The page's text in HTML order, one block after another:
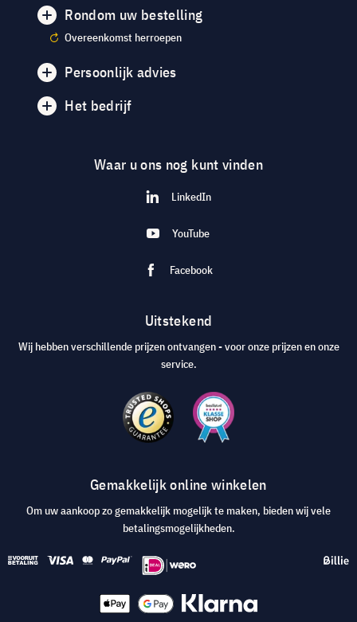
Rondom uw bestelling
Overeenkomst herroepen
Persoonlijk advies
Het bedrijf
Waar u ons nog kunt vinden
LinkedIn
YouTube
Facebook
Uitstekend
Wij hebben verschillende prijzen ontvangen - voor onze prijzen en onze
service.
Gemakkelijk online winkelen
Om uw aankoop zo gemakkelijk mogelijk te maken, bieden wij vele
betalingsmogelijkheden.